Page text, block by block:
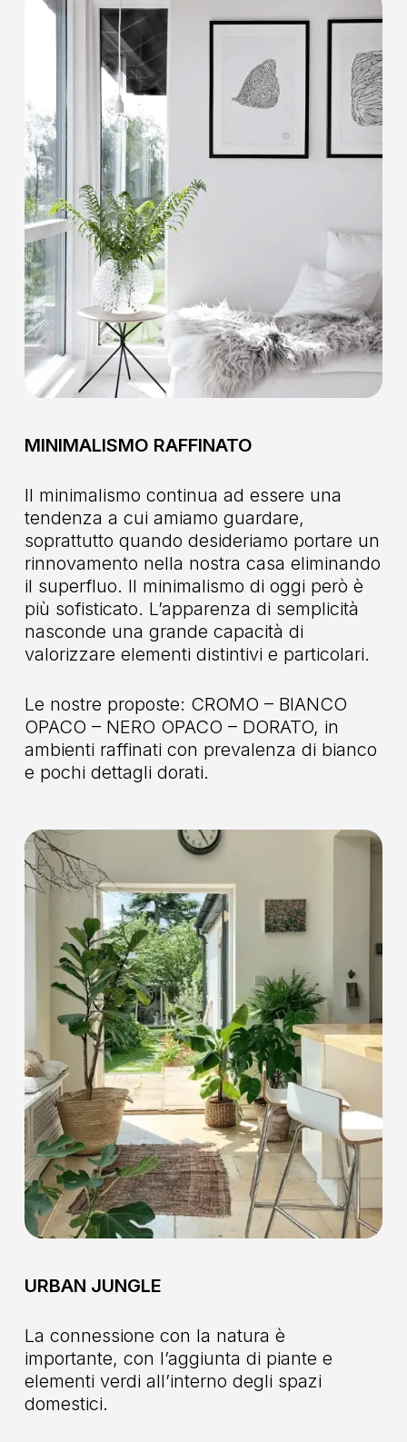
MINIMALISMO RAFFINATO
Il minimalismo continua ad essere una
tendenza a cui amiamo guardare,
soprattutto quando desideriamo portare un
rinnovamento nella nostra casa eliminando
il superfluo. Il minimalismo di oggi però è
più sofisticato. L’apparenza di semplicità
nasconde una grande capacità di
valorizzare elementi distintivi e particolari.
Le nostre proposte: CROMO – BIANCO
OPACO – NERO OPACO – DORATO, in
ambienti raffinati con prevalenza di bianco
e pochi dettagli dorati.
URBAN JUNGLE
La connessione con la natura è
importante, con l’aggiunta di piante e
elementi verdi all’interno degli spazi
domestici.